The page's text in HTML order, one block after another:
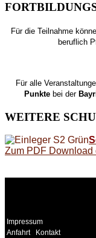
Für die Teilnahme
beruflich
Für alle
Punkte bei der
WEITERE
Zum PDF Download
Impressum
Anfahrt
Kontakt